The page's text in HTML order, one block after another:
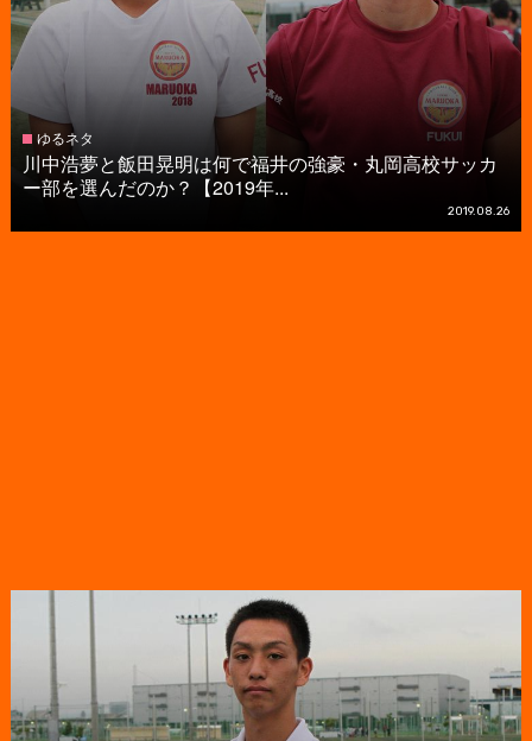
ゆるネタ
川中浩夢と飯田晃明は何で福井の強豪・丸岡高校サッカ
ー部を選んだのか？【2019年...
2019.08.26